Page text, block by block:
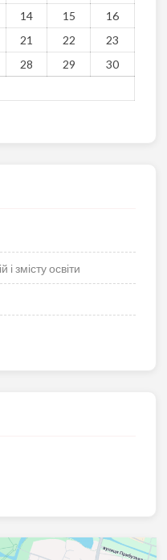
14 15
16
21 22
23
28 29
30
і змісту освіти